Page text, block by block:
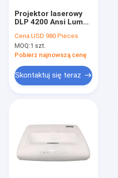
Sprawy
Projektor laserowy DLP
Projektor do mapowania 3D
Projektor laserowy
DLP 4200 Ansi Lumen
holograficznej
Cena:USD 980 Pieces
MOQ:1 szt.
Pobierz najnowszą cenę
Skontaktuj się teraz